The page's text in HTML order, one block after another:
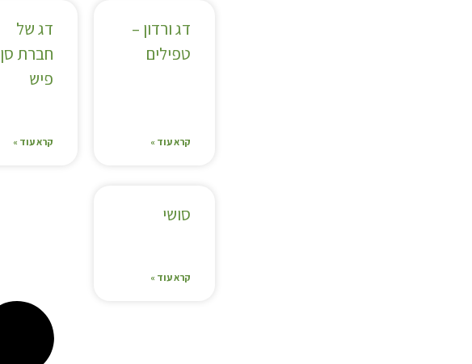
דג ורדון –
טפילים
קרא עוד »
דג של
חברת סן
פיש
קרא עוד »
סושי
קרא עוד »